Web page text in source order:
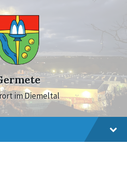
im Diemeltal